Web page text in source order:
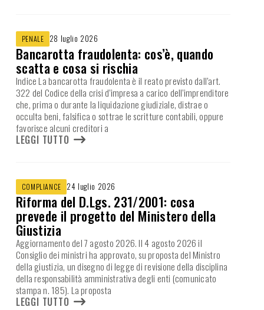
PENALE 28 luglio 2026
Bancarotta fraudolenta: cos’è, quando
scatta e cosa si rischia
Indice La bancarotta fraudolenta è il reato previsto dall’art.
322 del Codice della crisi d’impresa a carico dell’imprenditore
che, prima o durante la liquidazione giudiziale, distrae o
occulta beni, falsifica o sottrae le scritture contabili, oppure
favorisce alcuni creditori a
LEGGI TUTTO
COMPLIANCE 24 luglio 2026
Riforma del D.Lgs. 231/2001: cosa
prevede il progetto del Ministero della
Giustizia
Aggiornamento del 7 agosto 2026. Il 4 agosto 2026 il
Consiglio dei ministri ha approvato, su proposta del Ministro
della giustizia, un disegno di legge di revisione della disciplina
della responsabilità amministrativa degli enti (comunicato
stampa n. 185). La proposta
LEGGI TUTTO